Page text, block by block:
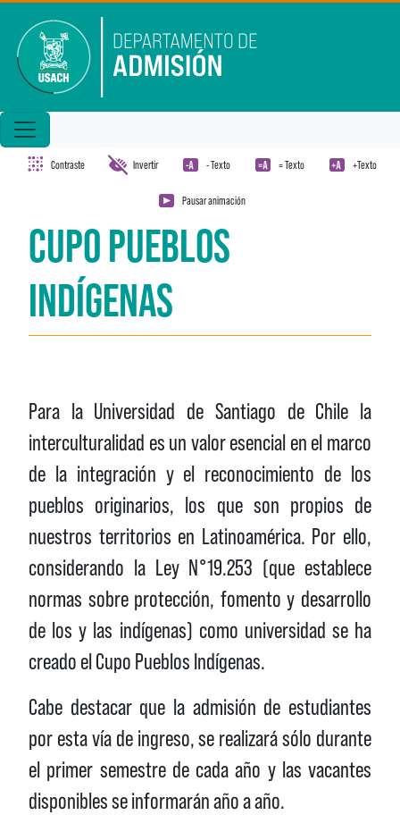
Contraste Invertir - Texto = Texto +Texto
Pausar animación
CUPO PUEBLOS
INDÍGENAS
Para la Universidad de Santiago de Chile la
interculturalidad es un valor esencial en el marco
de la integración y el reconocimiento de los
pueblos originarios, los que son propios de
nuestros territorios en Latinoamérica. Por ello,
considerando la Ley N°19.253 (que establece
normas sobre protección, fomento y desarrollo
de los y las indígenas) como universidad se ha
creado el Cupo Pueblos Indígenas.
Cabe destacar que la admisión de estudiantes
por esta vía de ingreso, se realizará sólo durante
el primer semestre de cada año y las vacantes
disponibles se informarán año a año.